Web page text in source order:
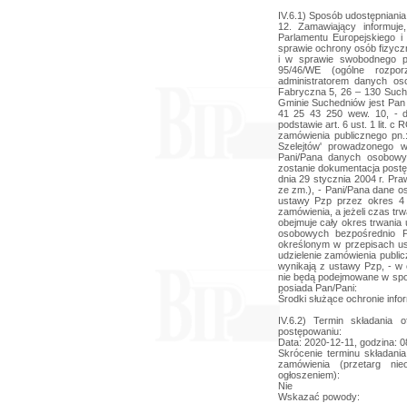
IV.6.1) Sposób
12. Zamawiający
Parlamentu
sprawie ochrony osób
i w sprawie swobodnego
95/46/WE (ogólne
administratorem danych
Fabryczna 5, 26 – 130
Gminie Suchedniów jest
41 25 43 250 wew. 10, -
podstawie art. 6 ust. 1 lit. c
zamówienia publicznego
Szelejtów' prowadzonego
Pani/Pana danych
zostanie dokumentacja
dnia 29 stycznia 2004 r.
ze zm.), - Pani/Pana dane
ustawy Pzp przez okres 4
zamówienia, a jeżeli czas
obejmuje cały okres
osobowych bezpośrednio
określonym w przepisach
udzielenie zamówienia
wynikają z ustawy Pzp, - w
nie będą podejmowane w
posiada Pan/Pani:
Środki służące ochronie
IV.6.2) Termin
postępowaniu:
Data: 2020-12-11, godzina:
Skrócenie terminu
zamówienia (przetarg
ogłoszeniem):
Nie
Wskazać powody: